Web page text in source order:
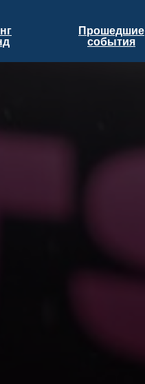
Прошедшие
события